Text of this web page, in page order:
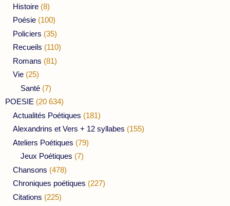
Histoire (8)
Poésie (100)
Policiers (35)
Recueils (110)
Romans (81)
Vie (25)
Santé (7)
POESIE (20 634)
Actualités Poétiques (181)
Alexandrins et Vers + 12 syllabes (155)
Ateliers Poétiques (79)
Jeux Poétiques (7)
Chansons (478)
Chroniques poétiques (227)
Citations (225)